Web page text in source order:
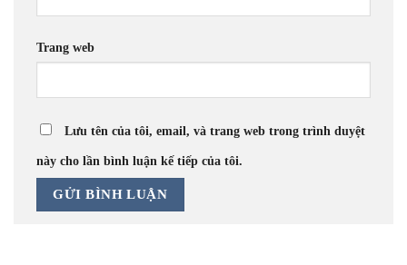
Trang web
Lưu tên của tôi, email, và trang web trong trình duyệt
này cho lần bình luận kế tiếp của tôi.